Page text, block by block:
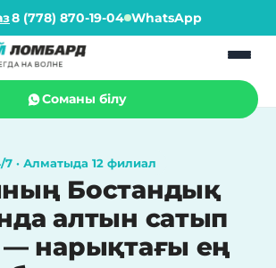
8 (778) 870-19-04 WhatsApp
Соманы білу
7 · Алматыда 12 филиал
Бостандық
алтын сатып
нарықтағы ең